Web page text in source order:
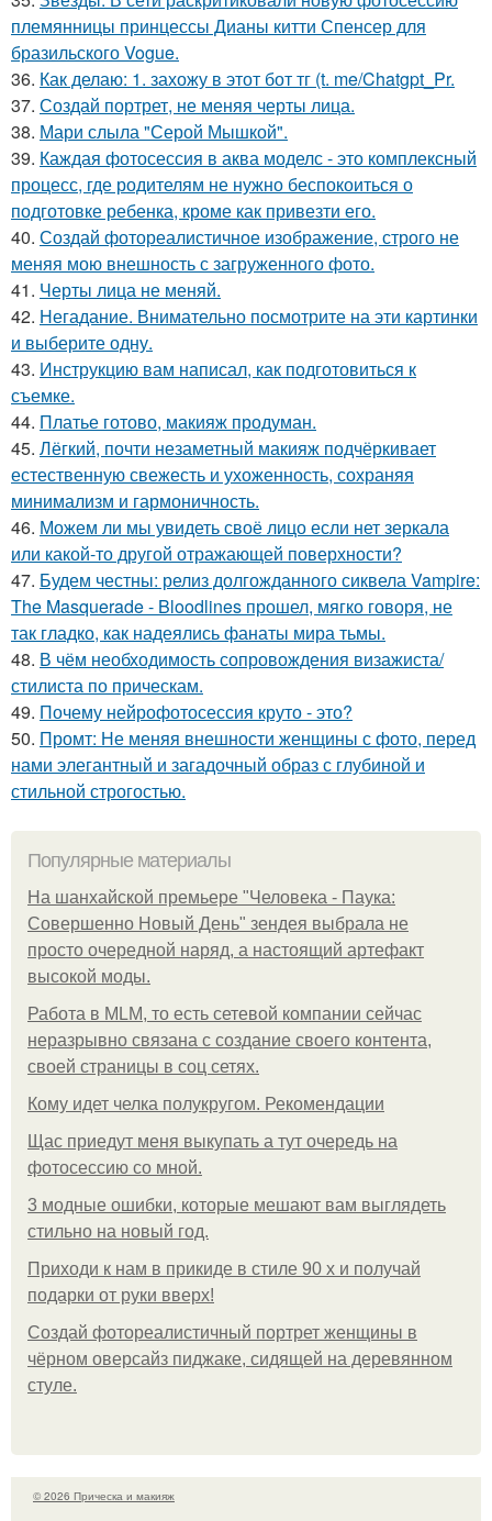
племянницы принцессы Дианы китти Спенсер для
бразильского Vogue.
36. Как делаю: 1. захожу в этот бот тг (t. me/Chatgpt_Pr.
37. Создай портрет, не меняя черты лица.
38. Мари слыла "Серой Мышкой".
39. Каждая фотосессия в аква моделс - это комплексный
процесс, где родителям не нужно беспокоиться о
подготовке ребенка, кроме как привезти его.
40. Создай фотореалистичное изображение, строго не
меняя мою внешность с загруженного фото.
41. Черты лица не меняй.
42. Негадание. Внимательно посмотрите на эти картинки
и выберите одну.
43. Инструкцию вам написал, как подготовиться к
съемке.
44. Платье готово, макияж продуман.
45. Лёгкий, почти незаметный макияж подчёркивает
естественную свежесть и ухоженность, сохраняя
минимализм и гармоничность.
46. Можем ли мы увидеть своё лицо если нет зеркала
или какой-то другой отражающей поверхности?
47. Будем честны: релиз долгожданного сиквела Vampire:
The Masquerade - Bloodlines прошел, мягко говоря, не
так гладко, как надеялись фанаты мира тьмы.
48. В чём необходимость сопровождения визажиста/
стилиста по прическам.
49. Почему нейрофотосессия круто - это?
50. Промт: Не меняя внешности женщины с фото, перед
нами элегантный и загадочный образ с глубиной и
стильной строгостью.
Популярные материалы
На шанхайской премьере "Человека - Паука:
Совершенно Новый День" зендея выбрала не
просто очередной наряд, а настоящий артефакт
высокой моды.
Работа в MLM, то есть сетевой компании сейчас
неразрывно связана с создание своего контента,
своей страницы в соц сетях.
Кому идет челка полукругом. Рекомендации
Щас приедут меня выкупать а тут очередь на
фотосессию со мной.
3 модные ошибки, которые мешают вам выглядеть
стильно на новый год.
Приходи к нам в прикиде в стиле 90 х и получай
подарки от руки вверх!
Создай фотореалистичный портрет женщины в
чёрном оверсайз пиджаке, сидящей на деревянном
стуле.
© 2026 Прическа и макияж